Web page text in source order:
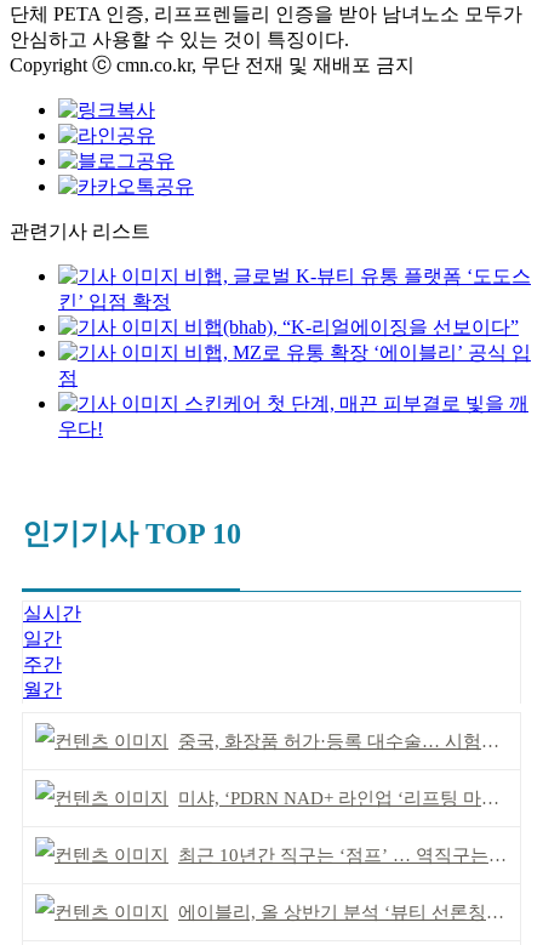
단체 PETA 인증, 리프프렌들리 인증을 받아 남녀노소 모두가
안심하고 사용할 수 있는 것이 특징이다.
Copyright ⓒ cmn.co.kr, 무단 전재 및 재배포 금지
관련기사 리스트
비햅, 글로벌 K-뷰티 유통 플랫폼 ‘도도스
킨’ 입점 확정
비햅(bhab), “K-리얼에이징을 선보이다”
비햅, MZ로 유통 확장 ‘에이블리’ 공식 입
점
스킨케어 첫 단계, 매끈 피부결로 빛을 깨
우다!
인기기사 TOP 10
실시간
일간
주간
월간
중국, 화장품 허가·등록 대수술… 시험자료 공용 허용
미샤, ‘PDRN NAD+ 라인업 ‘리프팅 마스크’ 출시
최근 10년간 직구는 ‘점프’ … 역직구는 ‘부침’
에이블리, 올 상반기 분석 ‘뷰티 선론칭 거점’ 안착